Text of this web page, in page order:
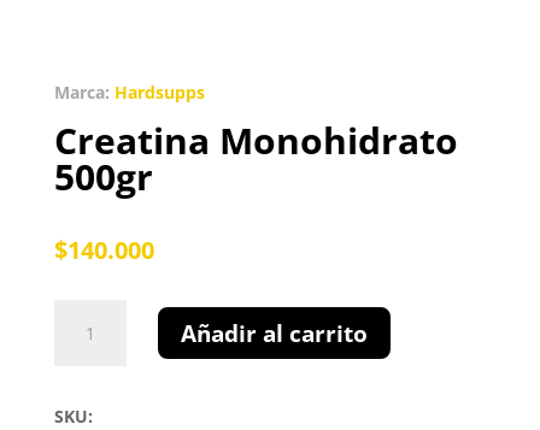
Marca: Hardsupps
Creatina Monohidrato
500gr
$140.000
Monohidrato
Añadir al carrito
SKU: